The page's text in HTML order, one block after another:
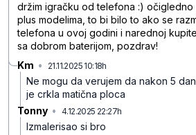
držim igračku od telefona :) očigledno
plus modelima, to bi bilo to ako se
telefona u ovoj godini i narednoj
sa dobrom baterijom, pozdrav!
Km • 21.11.2025 10:18h
Ne mogu da verujem da nakon 5
je crkla matična ploca
Tonny • 4.12.2025 22:27h
Izmalerisao si bro